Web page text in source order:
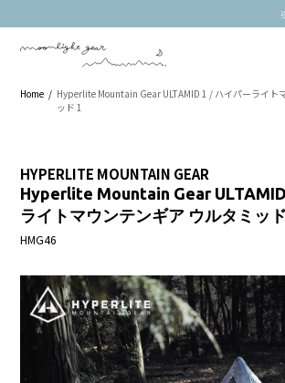
Home
Hyperlite Mountain Gear ULTAMID 1 / ハイパーライト
ッド 1
HYPERLITE MOUNTAIN GEAR
Hyperlite Mountain Gear
ライトマウンテンギア ウルタミッ
HMG46